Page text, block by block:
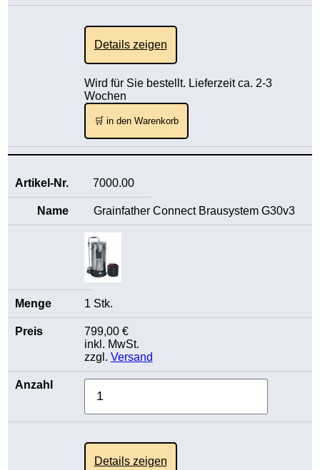
Details zeigen
Wird für Sie bestellt. Lieferzeit ca. 2-3
Wochen
🛒 in den Warenkorb
7000.00
Grainfather Connect Brausystem G30v3
1 Stk.
799,00 €
inkl. MwSt.
zzgl. Versand
Details zeigen